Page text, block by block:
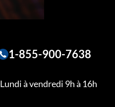
1-855-900-7638
Lundi à vendredi 9h à 16h